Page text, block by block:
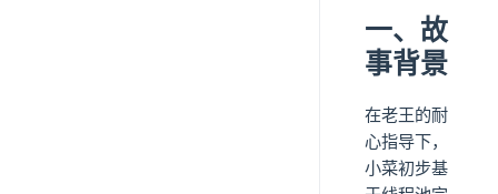
一、故
事背景
在老王的耐
心指导下，
小菜初步基